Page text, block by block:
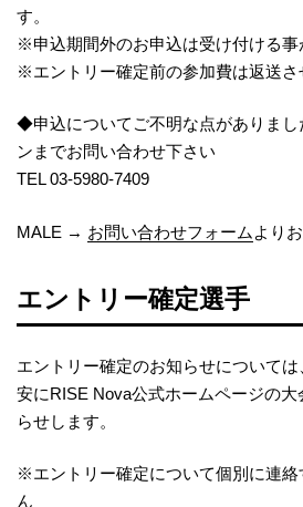
す。
※申込期間外のお申込は受け付ける事
※エントリー確定前の参加費は返送さ
◆申込についてご不明な点がありまし
ンまでお問い合わせ下さい
TEL 03-5980-7409
MALE → お問い合わせフォーム より
エントリー確定選手
エントリー確定のお知らせについて
安にRISE Nova公式ホームページの
らせします。
※エントリー確定について個別に連
ん